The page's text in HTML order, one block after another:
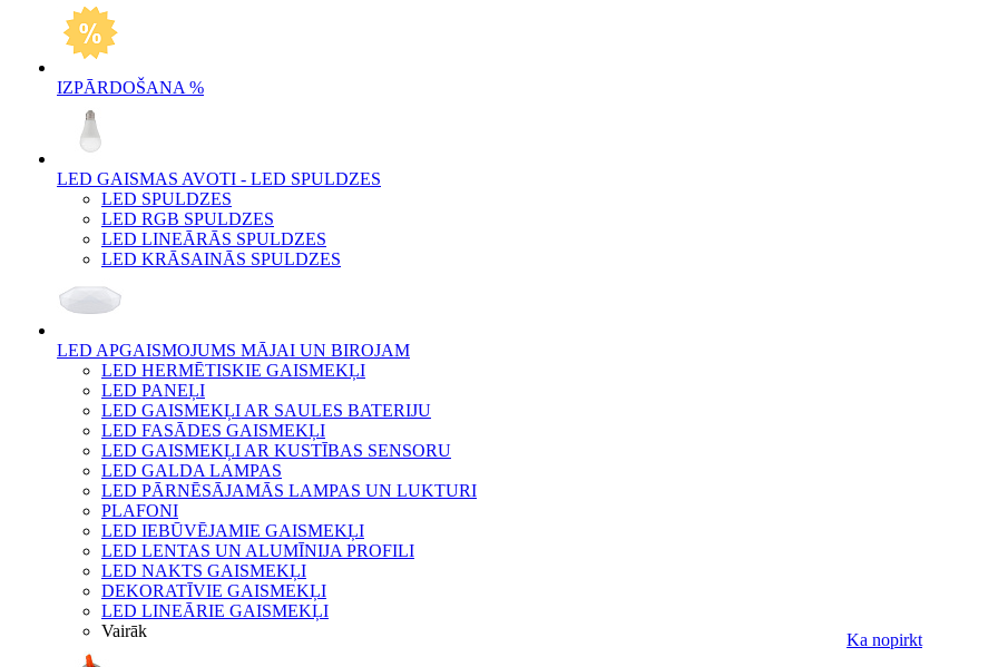
IZPĀRDOŠANA %
LED GAISMAS AVOTI - LED SPULDZES
LED SPULDZES
LED RGB SPULDZES
LED LINEĀRĀS SPULDZES
LED KRĀSAINĀS SPULDZES
LED APGAISMOJUMS MĀJAI UN BIROJAM
LED HERMĒTISKIE GAISMEKĻI
LED PANEĻI
LED GAISMEKĻI AR SAULES BATERIJU
LED FASĀDES GAISMEKĻI
LED GAISMEKĻI AR KUSTĪBAS SENSORU
LED GALDA LAMPAS
LED PĀRNĒSĀJAMĀS LAMPAS UN LUKTURI
PLAFONI
LED IEBŪVĒJAMIE GAISMEKĻI
LED LENTAS UN ALUMĪNIJA PROFILI
LED NAKTS GAISMEKĻI
DEKORATĪVIE GAISMEKĻI
LED LINEĀRIE GAISMEKĻI
Vairāk
Ka nopirkt